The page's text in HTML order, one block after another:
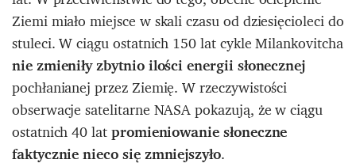
Ziemi miało miejsce w skali czasu od dziesięcioleci do
stuleci. W ciągu ostatnich 150 lat cykle Milankovitcha
nie zmieniły zbytnio ilości energii słonecznej
pochłanianej przez Ziemię. W rzeczywistości
obserwacje satelitarne NASA pokazują, że w ciągu
ostatnich 40 latpromieniowanie słoneczne
faktycznie nieco się zmniejszyło.